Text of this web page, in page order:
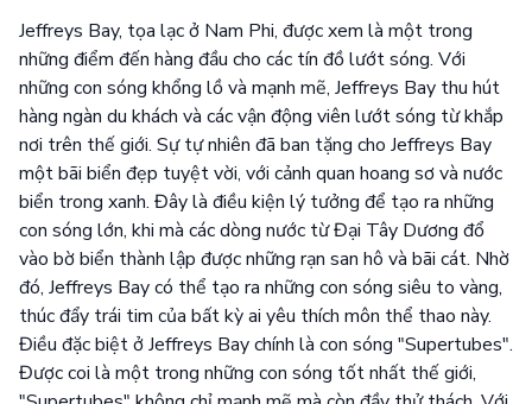
Jeffreys Bay, tọa lạc ở Nam Phi, được xem là một trong
những điểm đến hàng đầu cho các tín đồ lướt sóng. Với
những con sóng khổng lồ và mạnh mẽ, Jeffreys Bay thu hút
hàng ngàn du khách và các vận động viên lướt sóng từ khắp
nơi trên thế giới. Sự tự nhiên đã ban tặng cho Jeffreys Bay
một bãi biển đẹp tuyệt vời, với cảnh quan hoang sơ và nước
biển trong xanh. Đây là điều kiện lý tưởng để tạo ra những
con sóng lớn, khi mà các dòng nước từ Đại Tây Dương đổ
vào bờ biển thành lập được những rạn san hô và bãi cát. Nhờ
đó, Jeffreys Bay có thể tạo ra những con sóng siêu to vàng,
thúc đẩy trái tim của bất kỳ ai yêu thích môn thể thao này.
Điều đặc biệt ở Jeffreys Bay chính là con sóng "Supertubes".
Được coi là một trong những con sóng tốt nhất thế giới,